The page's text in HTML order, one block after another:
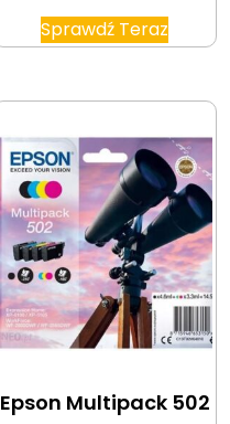
Sprawdź Teraz
Epson Multipack 502